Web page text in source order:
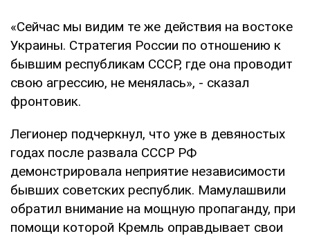
«Сейчас мы видим те же действия на востоке
Украины. Стратегия России по отношению к
бывшим республикам СССР, где она проводит
свою агрессию, не менялась», - сказал
фронтовик.
Легионер подчеркнул, что уже в девяностых
годах после развала СССР РФ
демонстрировала неприятие независимости
бывших советских республик. Мамулашвили
обратил внимание на мощную пропаганду, при
помощи которой Кремль оправдывает свои